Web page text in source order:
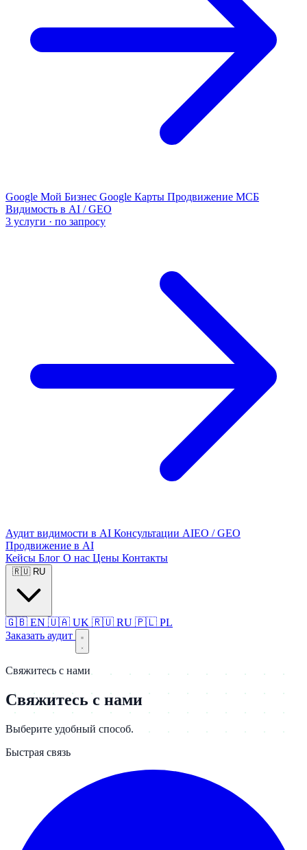
Google Мой Бизнес Google Карты Продвижение МСБ
Видимость в AI / GEO
3 услуги · по запросу
Аудит видимости в AI Консультации AIEO / GEO
Продвижение в AI
Кейсы Блог О нас Цены Контакты
🇷🇺 RU
🇬🇧 EN 🇺🇦 UK 🇷🇺 RU 🇵🇱 PL
Заказать аудит
Свяжитесь с нами
Свяжитесь с нами
Выберите удобный способ.
Быстрая связь